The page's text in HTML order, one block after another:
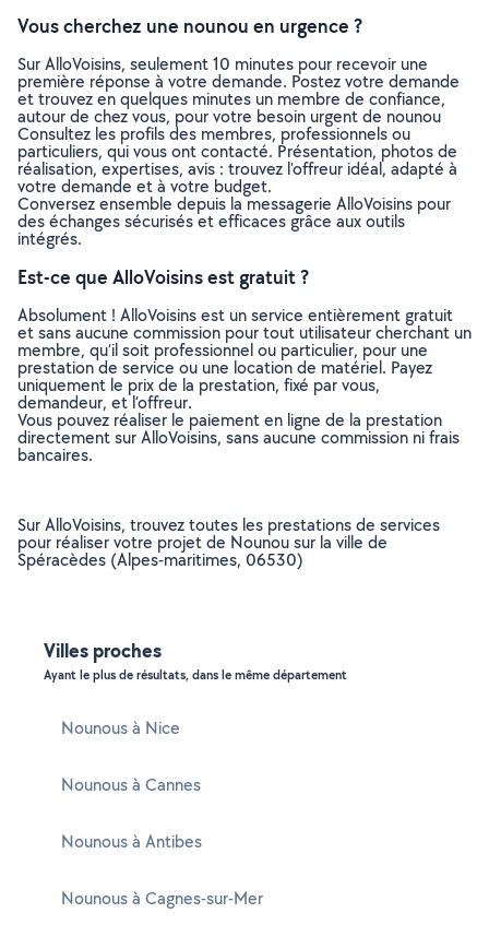
Vous cherchez une nounou en urgence ?
Sur AlloVoisins, seulement 10 minutes pour recevoir une
première réponse à votre demande. Postez votre demande
et trouvez en quelques minutes un membre de confiance,
autour de chez vous, pour votre besoin urgent de nounou
Consultez les profils des membres, professionnels ou
particuliers, qui vous ont contacté. Présentation, photos de
réalisation, expertises, avis : trouvez l'offreur idéal, adapté à
votre demande et à votre budget.
Conversez ensemble depuis la messagerie AlloVoisins pour
des échanges sécurisés et efficaces grâce aux outils
intégrés.
Est-ce que AlloVoisins est gratuit ?
Absolument ! AlloVoisins est un service entièrement gratuit
et sans aucune commission pour tout utilisateur cherchant un
membre, qu’il soit professionnel ou particulier, pour une
prestation de service ou une location de matériel. Payez
uniquement le prix de la prestation, fixé par vous,
demandeur, et l’offreur.
Vous pouvez réaliser le paiement en ligne de la prestation
directement sur AlloVoisins, sans aucune commission ni frais
bancaires.
Sur AlloVoisins, trouvez toutes les prestations de services
pour réaliser votre projet de Nounou sur la ville de
Spéracèdes (Alpes-maritimes, 06530)
Villes proches
Ayant le plus de résultats, dans le même département
Nounous à Nice
Nounous à Cannes
Nounous à Antibes
Nounous à Cagnes-sur-Mer